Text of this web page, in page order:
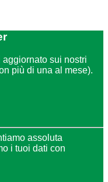
aggiornato sui nostri
più di una al mese).
assoluta
i tuoi dati con